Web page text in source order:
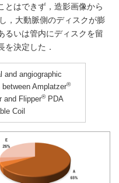
とはできず，造影画像から
，大動脈側のディスクが膨
るいは管内にディスクを留
を決定した．
angiographic
Amplatzer®
and Flipper®PDA
Coil